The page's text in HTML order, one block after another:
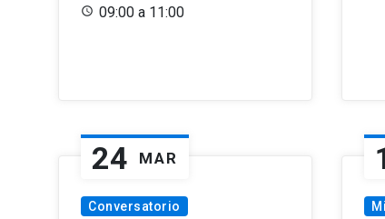
09:00 a 11:00
24 MAR
Conversatorio